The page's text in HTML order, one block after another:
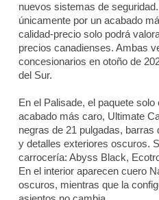
nuevos sistemas de
únicamente por un acabado
calidad-precio solo podrá
precios canadienses. Ambas
concesionarios en otoño de
del Sur.
En el Palisade, el paquete
acabado más caro, Ultimate
negras de 21 pulgadas,
y detalles exteriores oscuros.
carrocería: Abyss Black,
En el interior aparecen cuero
oscuros, mientras que la